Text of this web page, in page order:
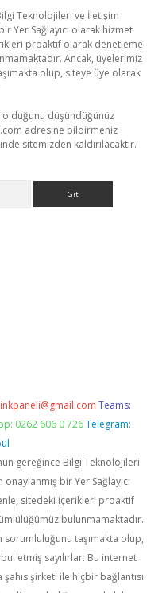
Teknolojileri ve İletişim
Yer Sağlayıcı olarak hizmet
proaktif olarak denetleme
Ancak, üyelerimiz
olup, siteye üye olarak
olduğunu düşündüğünüz
adresine bildirmeniz
sitemizden kaldırılacaktır.
Teams:
0262 606 0 726 Telegram:
gereğince Bilgi Teknolojileri
bir Yer Sağlayıcı
sitedeki içerikleri proaktif
bulunmamaktadır.
sorumluluğunu taşımakta olup,
etmiş sayılırlar. Bu internet
şirketi ile hiçbir bağlantısı